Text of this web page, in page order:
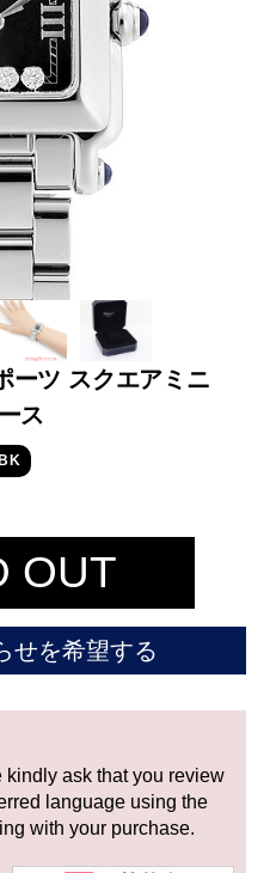
ロ
ガ
ダー パネライ
から探す
未使用品
ーツ スクエアミニ
ス
OUT
せを希望する
kindly ask that you review
language using the
with your purchase.